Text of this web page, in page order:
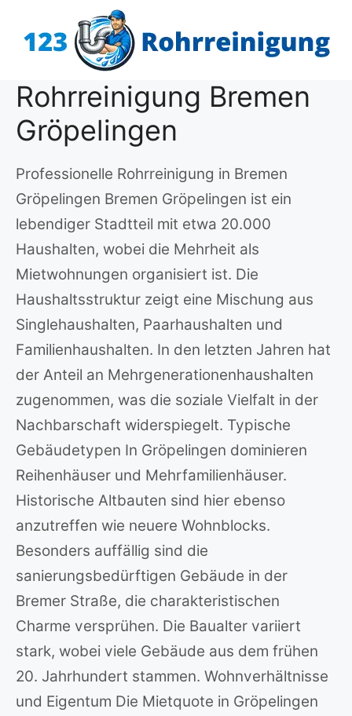
Inhalt
Rohrreinigung Bremen
Gröpelingen
Professionelle Rohrreinigung in Bremen
Gröpelingen Bremen Gröpelingen ist ein
lebendiger Stadtteil mit etwa 20.000
Haushalten, wobei die Mehrheit als
Mietwohnungen organisiert ist. Die
Haushaltsstruktur zeigt eine Mischung aus
Singlehaushalten, Paarhaushalten und
Familienhaushalten. In den letzten Jahren hat
der Anteil an Mehrgenerationenhaushalten
zugenommen, was die soziale Vielfalt in der
Nachbarschaft widerspiegelt. Typische
Gebäudetypen In Gröpelingen dominieren
Reihenhäuser und Mehrfamilienhäuser.
Historische Altbauten sind hier ebenso
anzutreffen wie neuere Wohnblocks.
Besonders auffällig sind die
sanierungsbedürftigen Gebäude in der
Bremer Straße, die charakteristischen
Charme versprühen. Die Baualter variiert
stark, wobei viele Gebäude aus dem frühen
20. Jahrhundert stammen. Wohnverhältnisse
und Eigentum Die Mietquote in Gröpelingen